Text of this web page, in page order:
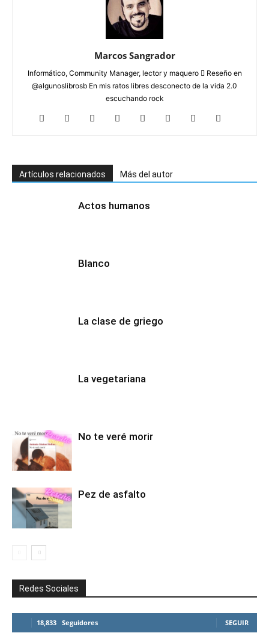
Marcos Sangrador
Informático, Community Manager, lector y maquero  Reseño en
@algunoslibrosb En mis ratos libres desconecto de la vida 2.0
escuchando rock
Artículos relacionados Más del autor
Actos humanos
Blanco
La clase de griego
La vegetariana
No te veré morir
Pez de asfalto
Redes Sociales
18,833 Seguidores SEGUIR